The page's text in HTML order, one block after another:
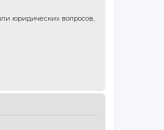
юридических вопросов,